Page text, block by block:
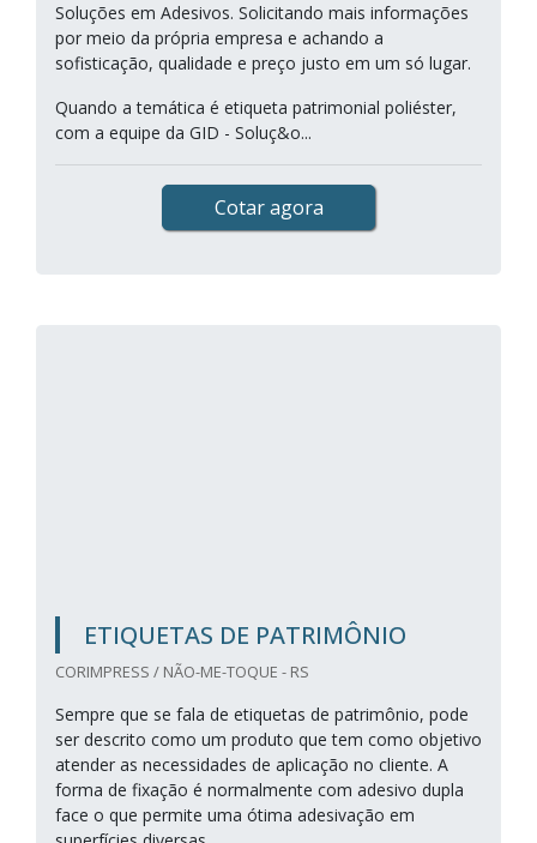
Soluções em Adesivos. Solicitando mais informações
por meio da própria empresa e achando a
sofisticação, qualidade e preço justo em um só lugar.
Quando a temática é etiqueta patrimonial poliéster,
com a equipe da GID - Soluç&o...
Cotar agora
ETIQUETAS DE PATRIMÔNIO
CORIMPRESS / NÃO-ME-TOQUE - RS
Sempre que se fala de etiquetas de patrimônio, pode
ser descrito como um produto que tem como objetivo
atender as necessidades de aplicação no cliente. A
forma de fixação é normalmente com adesivo dupla
face o que permite uma ótima adesivação em